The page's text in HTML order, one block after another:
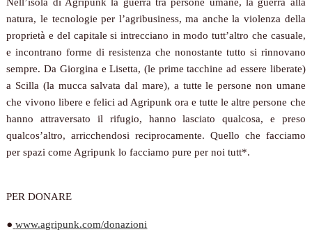
Nell’isola di Agripunk la guerra tra persone umane, la guerra alla
natura, le tecnologie per l’agribusiness, ma anche la violenza della
proprietà e del capitale si intrecciano in modo tutt’altro che casuale,
e incontrano forme di resistenza che nonostante tutto si rinnovano
sempre. Da Giorgina e Lisetta, (le prime tacchine ad essere liberate)
a Scilla (la mucca salvata dal mare), a tutte le persone non umane
che vivono libere e felici ad Agripunk ora e tutte le altre persone che
hanno attraversato il rifugio, hanno lasciato qualcosa, e preso
qualcos’altro, arricchendosi reciprocamente. Quello che facciamo
per spazi come Agripunk lo facciamo pure per noi tutt*.
PER DONARE
● www.agripunk.com/donazioni